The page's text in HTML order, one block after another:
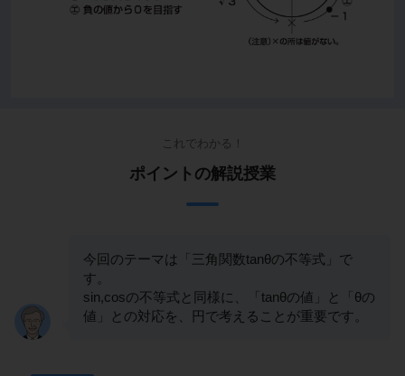
これでわかる！
ポイントの解説授業
今回のテーマは「三角関数tanθの不等式」で
す。
sin,cosの不等式と同様に、「tanθの値」と「θの
値」との対応を、円で考えることが重要です。